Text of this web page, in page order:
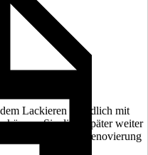
Lackieren gründlich mit
können Sie diese später weiter
bei der nächsten Renovierung